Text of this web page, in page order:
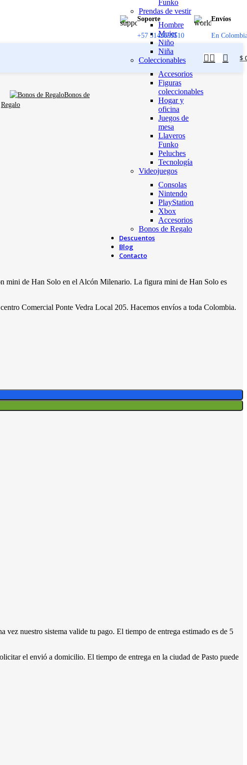
Soporte
+57 3143659510
Envíos
En
Bonos de
Regalo
Funko
Prendas de vestir
Hombre
Mujer
Niño
Niña
Coleccionables
Accesorios
Figuras
coleccionables
Hogar y
oficina
Juegos de
mesa
Llaveros
Funko
Peluches
Tecnología
Videojuegos
Consolas
Nintendo
PlayStation
Xbox
Accesorios
Bonos de Regalo
Descuentos
Blog
Contacto
$
mini de Han Solo en el Alcón Milenario. La figura mini de Han Solo es
Comercial Ponte Vedra Local 205. Hacemos envíos a toda Colombia.
nuestro sistema valide tu pago. El tiempo de entrega estimado es de 5
el envió a domicilio. El tiempo de entrega en la ciudad de Pasto puede